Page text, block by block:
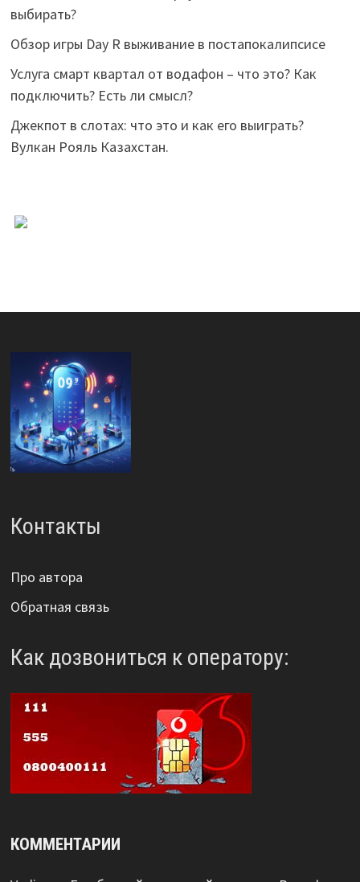
выбирать?
Обзор игры Day R выживание в постапокалипсисе
Услуга смарт квартал от водафон – что это? Как
подключить? Есть ли смысл?
Джекпот в слотах: что это и как его выиграть?
Вулкан Рояль Казахстан.
Контакты
Про автора
Обратная связь
Как дозвониться к оператору:
КОММЕНТАРИИ